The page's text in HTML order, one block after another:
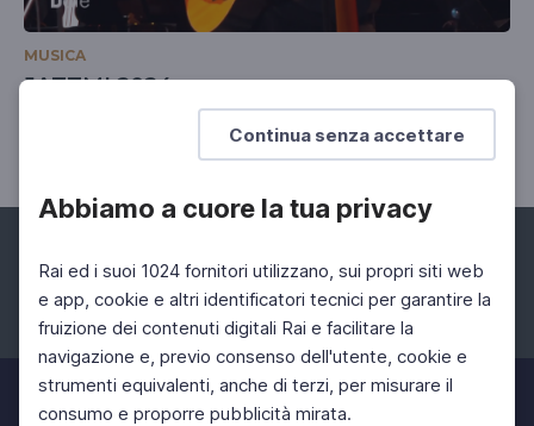
Continua senza accettare
Abbiamo a cuore la tua privacy
Rai ed i suoi 1024 fornitori utilizzano, sui propri siti web
e app, cookie e altri identificatori tecnici per garantire la
fruizione dei contenuti digitali Rai e facilitare la
navigazione e, previo consenso dell'utente, cookie e
strumenti equivalenti, anche di terzi, per misurare il
consumo e proporre pubblicità mirata.
MUSICA
JAZZMI 2024
11 Nov 2024 > 13 Nov 2024
Facebook Instagram Twitter